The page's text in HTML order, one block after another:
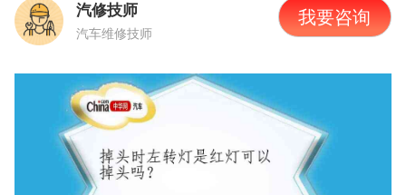
汽修技师
汽车维修技师
我要咨询